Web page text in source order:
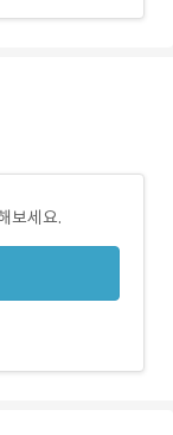
보세요.